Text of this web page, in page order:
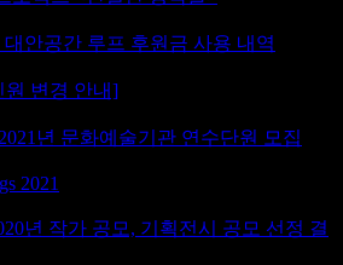
대안공간 루프 후원금 사용 내역
원 변경 안내]
년 문화예술기관 연수단원 모집
2021
년 작가 공모, 기획전시 공모 선정 결